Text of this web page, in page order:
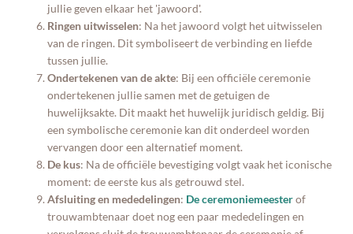
jullie geven elkaar het 'jawoord'.
Ringen uitwisselen: Na het jawoord volgt het uitwisselen
van de ringen. Dit symboliseert de verbinding en liefde
tussen jullie.
Ondertekenen van de akte: Bij een officiële ceremonie
ondertekenen jullie samen met de getuigen de
huwelijksakte. Dit maakt het huwelijk juridisch geldig. Bij
een symbolische ceremonie kan dit onderdeel worden
vervangen door een alternatief moment.
De kus: Na de officiële bevestiging volgt vaak het iconische
moment: de eerste kus als getrouwd stel.
Afsluiting en mededelingen: De ceremoniemeesterof
trouwambtenaar doet nog een paar mededelingen en